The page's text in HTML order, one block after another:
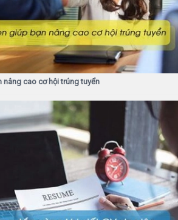
nâng cao cơ hội trúng tuyển